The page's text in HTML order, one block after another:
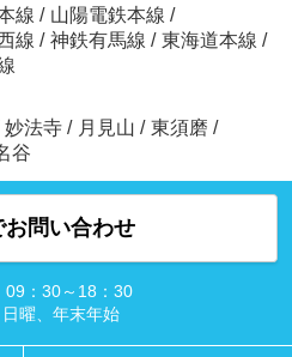
線 / 山陽電鉄本線 /
線 / 神鉄有馬線 / 東海道本線 /
妙法寺 / 月見山 / 東須磨 /
谷
お問い合わせ
09：30～18：30
日曜、年末年始